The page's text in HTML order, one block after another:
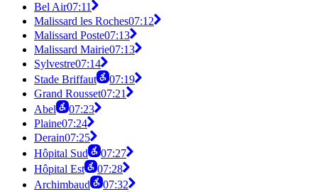
Bel Air07:11
Malissard les Roches07:12
Malissard Poste07:13
Malissard Mairie07:13
Sylvestre07:14
Stade Briffaut
07:19
Grand Rousset07:21
Abel
07:23
Plaine07:24
Derain07:25
Hôpital Sud
07:27
Hôpital Est
07:28
Archimbaud
07:32